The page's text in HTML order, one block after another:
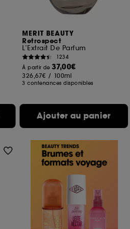
MERIT BEAUTY
Retrospect
L’Extrait De Parfum
1234
À partir de37,00€
326,67€ / 100ml
3 contenances disponibles
Ajouter au panier